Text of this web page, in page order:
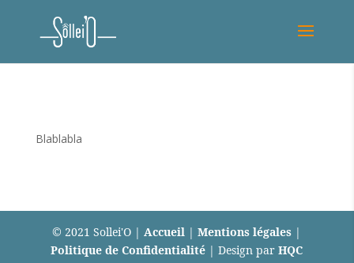
Blablabla
© 2021 Sollei'O |Accueil |Mentions légales |
Politique de Confidentialité | Design parHQC